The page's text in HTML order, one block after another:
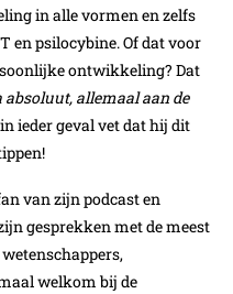
in alle vormen en zelfs
en psilocybine. Of dat voor
ontwikkeling? Dat
absoluut, allemaal aan de
ieder geval vet dat hij dit
van zijn podcast en
gesprekken met de meest
welkom bij de